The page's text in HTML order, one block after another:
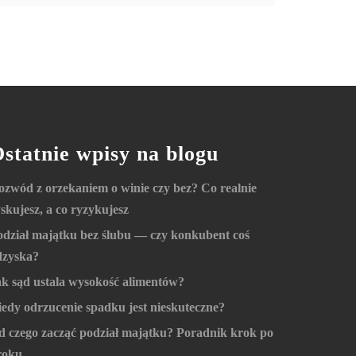
wpisy na blogu
z orzekaniem o winie czy bez? Co realnie
a co ryzykujesz
majątku bez ślubu — czy konkubent coś
sąd ustala wysokość alimentów?
odrzucenie spadku jest nieskuteczne?
czego zacząć podział majątku? Poradnik krok po